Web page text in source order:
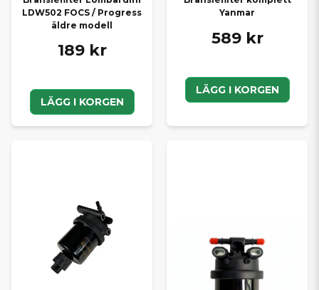
LDW502 FOCS / Progress
äldre modell
189 kr
LÄGG I KORGEN
Yanmar
589 kr
LÄGG I KORGEN